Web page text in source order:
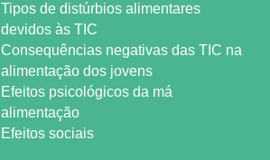
Tipos de distúrbios alimentares
devidos às TIC
Consequências negativas das TIC na
alimentação dos jovens
Efeitos psicológicos da má
alimentação
Efeitos sociais